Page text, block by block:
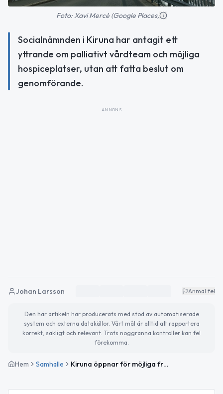
Foto: Xavi Mercè (Google Places)
Socialnämnden i Kiruna har antagit ett
yttrande om palliativt vårdteam och möjliga
hospiceplatser, utan att fatta beslut om
genomförande.
ANNONS
Johan Larsson Anmäl fel
Den här artikeln har producerats med stöd av automatiserade
system och externa datakällor. Vårt mål är alltid att rapportera
korrekt, sakligt och relevant. Trots noggranna kontroller kan fel
förekomma.
Hem Samhälle Kiruna öppnar för möjliga framtida hospiceplatser